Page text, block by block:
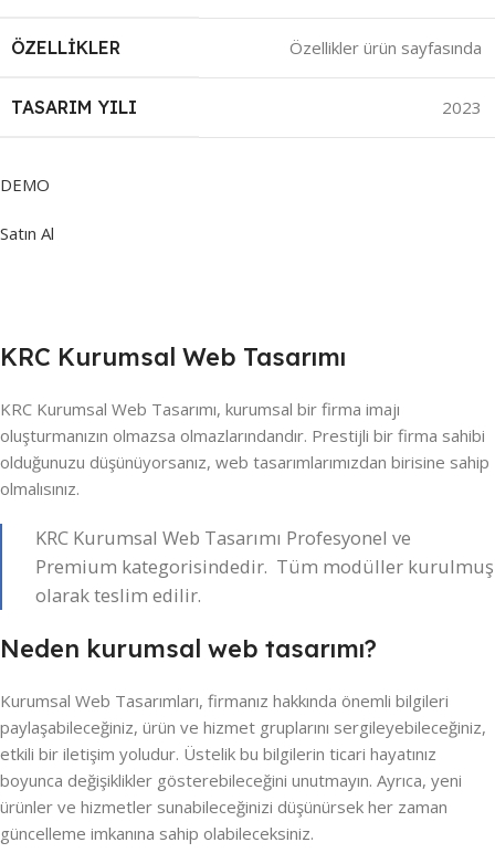
ÖZELLIKLER Özellikler ürün sayfasında
TASARIM YILI 2023
DEMO
Satın Al
KRC Kurumsal Web Tasarımı
KRC Kurumsal Web Tasarımı, kurumsal bir firma imajı
oluşturmanızın olmazsa olmazlarındandır. Prestijli bir firma sahibi
olduğunuzu düşünüyorsanız, web tasarımlarımızdan birisine sahip
olmalısınız.
KRC Kurumsal Web Tasarımı Profesyonel ve
Premium kategorisindedir. Tüm modüller kurulmuş
olarak teslim edilir.
Neden kurumsal web tasarımı?
Kurumsal Web Tasarımları, firmanız hakkında önemli bilgileri
paylaşabileceğiniz, ürün ve hizmet gruplarını sergileyebileceğiniz,
etkili bir iletişim yoludur. Üstelik bu bilgilerin ticari hayatınız
boyunca değişiklikler gösterebileceğini unutmayın. Ayrıca, yeni
ürünler ve hizmetler sunabileceğinizi düşünürsek her zaman
güncelleme imkanına sahip olabileceksiniz.